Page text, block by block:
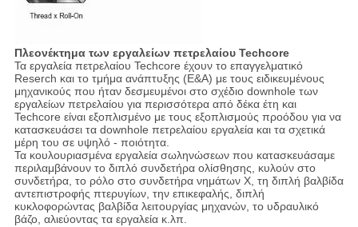
Πλεονέκτημα των εργαλείων πετρελαίου Techcore
Τα εργαλεία πετρελαίου Techcore έχουν το επαγγελματικό
Reserch και το τμήμα ανάπτυξης (Ε&Α) με τους ειδικευμένους
μηχανικούς που ήταν δεσμευμένοι στο σχέδιο downhole των
εργαλείων πετρελαίου για περισσότερα από δέκα έτη και
Techcore είναι εξοπλισμένο με τους εξοπλισμούς προόδου για να
κατασκευάσει τα downhole πετρελαίου εργαλεία και τα σχετικά
μέρη του σε υψηλό - ποιότητα.
Τα κουλουριασμένα εργαλεία σωληνώσεων που κατασκευάσαμε
περιλαμβάνουν το διπλό συνδετήρα ολίσθησης, κυλούν στο
συνδετήρα, το ρόλο στο συνδετήρα νημάτων Χ, τη διπλή βαλβίδα
αντεπιστροφής πτερυγίων, την επικεφαλής, διπλή
κυκλοφορώντας βαλβίδα λειτουργίας μηχανών, το υδραυλικό
βάζο, αλιεύοντας τα εργαλεία κ.λπ.